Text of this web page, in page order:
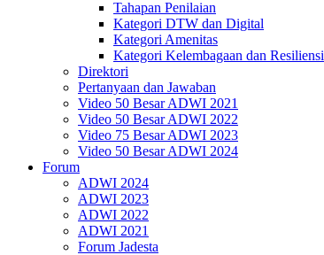
Tahapan Penilaian
Kategori DTW dan Digital
Kategori Amenitas
Kategori Kelembagaan dan Resiliensi
Direktori
Pertanyaan dan Jawaban
Video 50 Besar ADWI 2021
Video 50 Besar ADWI 2022
Video 75 Besar ADWI 2023
Video 50 Besar ADWI 2024
Forum
ADWI 2024
ADWI 2023
ADWI 2022
ADWI 2021
Forum Jadesta